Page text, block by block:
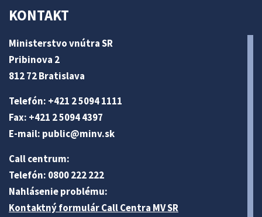
KONTAKT
Ministerstvo vnútra SR
Pribinova 2
812 72 Bratislava
Telefón: +421 2 5094 1111
Fax: +421 2 5094 4397
E-mail: public@minv.sk
Call centrum:
Telefón: 0800 222 222
Nahlásenie problému:
Kontaktný formulár Call Centra MV SR